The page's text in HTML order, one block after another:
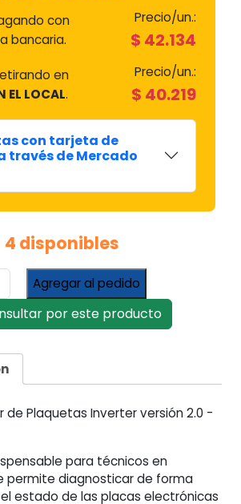
con
bancaria.
Precio/un.:
$ 42.134
en
EL LOCAL.
Precio/un.:
$ 40.219
con tarjeta de
través de Mercado
4 disponibles
Agregar al pedido
por este producto
de Plaquetas Inverter versión 2.0 -
para técnicos en
permite diagnosticar de forma
estado de las placas electrónicas